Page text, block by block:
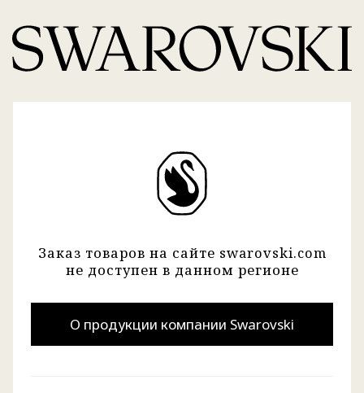
Заказ товаров на сайте swarovski.com
не доступен в данном регионе
О продукции компании Swarovski